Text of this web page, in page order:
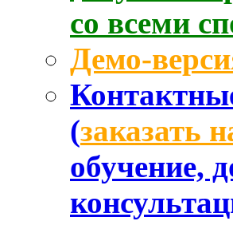
со всеми
Демо-
(заказать
обучение,